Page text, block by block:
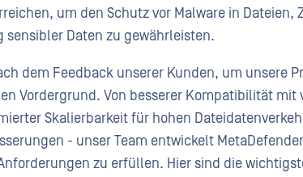
um den Schutz vor Malware in Dateien,
Daten zu gewährleisten.
dem Feedback unserer Kunden, um unsere
Vordergrund. Von besserer Kompatibilität mit
Skalierbarkeit für hohen
- unser Team entwickelt MetaDefender
zu erfüllen. Hier sind die